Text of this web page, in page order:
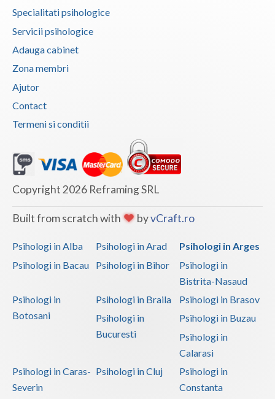
Specialitati psihologice
Servicii psihologice
Adauga cabinet
Zona membri
Ajutor
Contact
Termeni si conditii
Copyright 2026 Reframing SRL
Built from scratch with byvCraft.ro
Psihologi in Alba Psihologi in Arad
Psihologi in Arges
Psihologi in Bacau
Psihologi in Bihor
Psihologi in
Bistrita-Nasaud
Psihologi in
Botosani
Psihologi in Braila
Psihologi in Brasov
Psihologi in
Bucuresti
Psihologi in Buzau
Psihologi in
Calarasi
Psihologi in Caras-
Severin
Psihologi in Cluj
Psihologi in
Constanta